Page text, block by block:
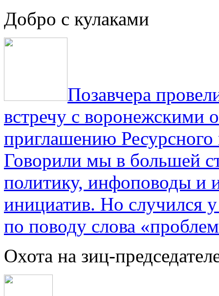
Добро с кулаками
Позавчера
встречу с воронежскими
приглашению
Говорили мы в большей
политику, инфоповоды
инициатив. Но случился
по поводу слова
Охота на зиц-